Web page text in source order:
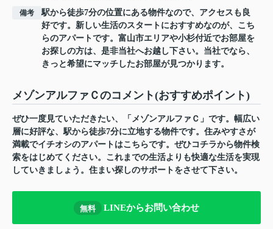
備考
駅から徒歩7分の位置にある物件なので、アクセスも良
好です。新しい生活のスタートにおすすめなのが、こち
らのアパートです。富山市エリアや小杉付近でお部屋を
お探しの方は、是非当社へお越し下さい。当社でなら、
きっと希望にマッチしたお部屋が見つかります。
メゾンアルファＣのコメント(おすすめポイント)
ぜひ一度見ていただきたい、「メゾンアルファＣ」です。幅広い
層に好評な、駅から徒歩7分に立地する物件です。住みやすさが
満載でイチオシのアパートはこちらです。ぜひコチラから物件検
索をはじめてください。これまでの生活よりも快適な生活を実現
していきましょう。住まい探しのサポートをさせて下さい。
無料 LINEからお問い合わせ